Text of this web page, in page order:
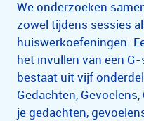
We onderzoeken
zowel tijdens sessies
huiswerkoefeningen.
het invullen van een
bestaat uit vijf
Gedachten,
je gedachten,